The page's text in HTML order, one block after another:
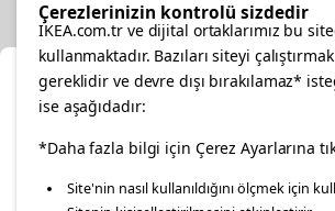
facebooktwitterinstagrampinterest
Konumunuzu Seçin
İnternetten vereceğiniz siparişlerinizde size
Çerezlerinizin kontrolü sizdedir
IKEA.com.tr ve dijital ortaklarımız bu
kullanmaktadır. Bazıları siteyi
gereklidir ve devre dışı bırakılamaz*
ise aşağıdadır:
*Daha fazla bilgi için Çerez Ayarlarına
Site'nin nasıl kullanıldığını ölçmek için